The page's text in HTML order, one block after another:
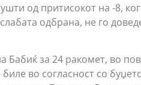
од притисокот на -8,
одбрана, не го
Бабиќ за 24 ракомет, во
во согласност со